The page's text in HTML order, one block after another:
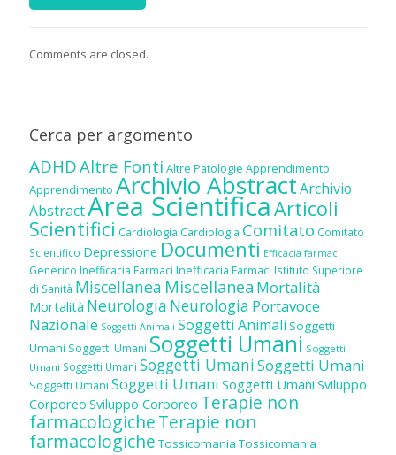
Comments are closed.
Cerca per argomento
ADHDAltre Fonti Altre Patologie Apprendimento
Apprendimento Archivio AbstractArchivio
AbstractArea ScientificaArticoli
Scientifici Cardiologia Cardiologia Comitato Comitato
Scientifico Depressione Documenti Efficacia farmaci
Generico Inefficacia Farmaci Inefficacia Farmaci Istituto Superiore
di Sanità Miscellanea Miscellanea Mortalità
Mortalità Neurologia Neurologia Portavoce
Nazionale Soggetti Animali Soggetti Animali Soggetti
Umani Soggetti Umani Soggetti Umani Soggetti
Umani Soggetti Umani Soggetti UmaniSoggetti Umani
Soggetti Umani Soggetti Umani Soggetti Umani Sviluppo
Corporeo Sviluppo Corporeo Terapie non
farmacologicheTerapie non
farmacologiche Tossicomania Tossicomania